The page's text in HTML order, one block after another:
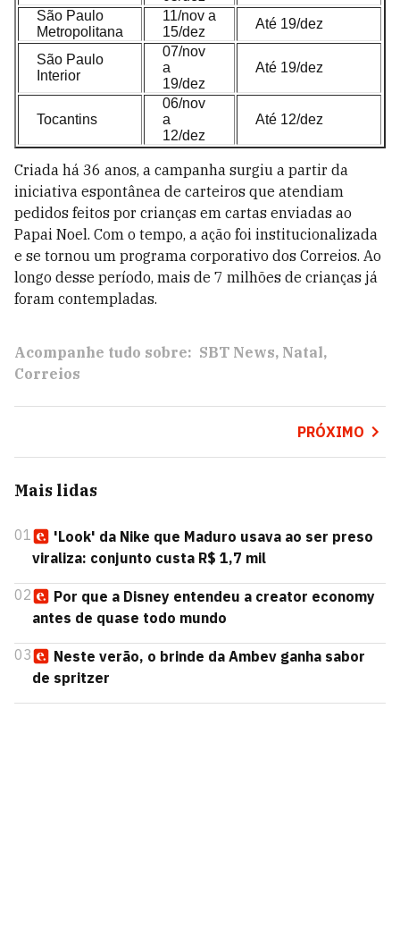
São Paulo
Metropolitana
11/nov a
15/dez
Até 19/dez
São Paulo
Interior
07/nov
a
19/dez
Até 19/dez
Tocantins
06/nov
a
12/dez
Até 12/dez
Criada há 36 anos, a campanha surgiu a partir da
iniciativa espontânea de carteiros que atendiam
pedidos feitos por crianças em cartas enviadas ao
Papai Noel. Com o tempo, a ação foi institucionalizada
e se tornou um programa corporativo dos Correios. Ao
longo desse período, mais de 7 milhões de crianças já
foram contempladas.
Acompanhe tudo sobre: SBT News Natal
Correios
PRÓXIMO
Mais lidas
01
'Look' da Nike que Maduro usava ao ser preso
viraliza: conjunto custa R$ 1,7 mil
02
Por que a Disney entendeu a creator economy
antes de quase todo mundo
03
Neste verão, o brinde da Ambev ganha sabor
de spritzer